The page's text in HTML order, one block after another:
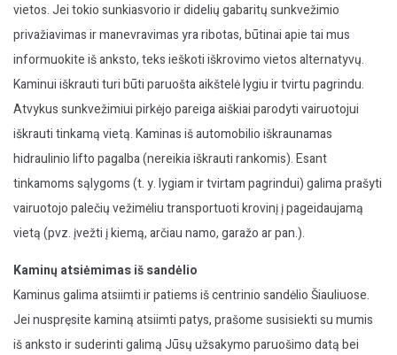
vietos. Jei tokio sunkiasvorio ir didelių gabaritų sunkvežimio
privažiavimas ir manevravimas yra ribotas, būtinai apie tai mus
informuokite iš anksto, teks ieškoti iškrovimo vietos alternatyvų.
Kaminui iškrauti turi būti paruošta aikštelė lygiu ir tvirtu pagrindu.
Atvykus sunkvežimiui pirkėjo pareiga aiškiai parodyti vairuotojui
iškrauti tinkamą vietą. Kaminas iš automobilio iškraunamas
hidraulinio lifto pagalba (nereikia iškrauti rankomis). Esant
tinkamoms sąlygoms (t. y. lygiam ir tvirtam pagrindui) galima prašyti
vairuotojo palečių vežimėliu transportuoti krovinį į pageidaujamą
vietą (pvz. įvežti į kiemą, arčiau namo, garažo ar pan.).
Kaminų atsiėmimas iš sandėlio
Kaminus galima atsiimti ir patiems iš centrinio sandėlio Šiauliuose.
Jei nuspręsite kaminą atsiimti patys, prašome susisiekti su mumis
iš anksto ir suderinti galimą Jūsų užsakymo paruošimo datą bei